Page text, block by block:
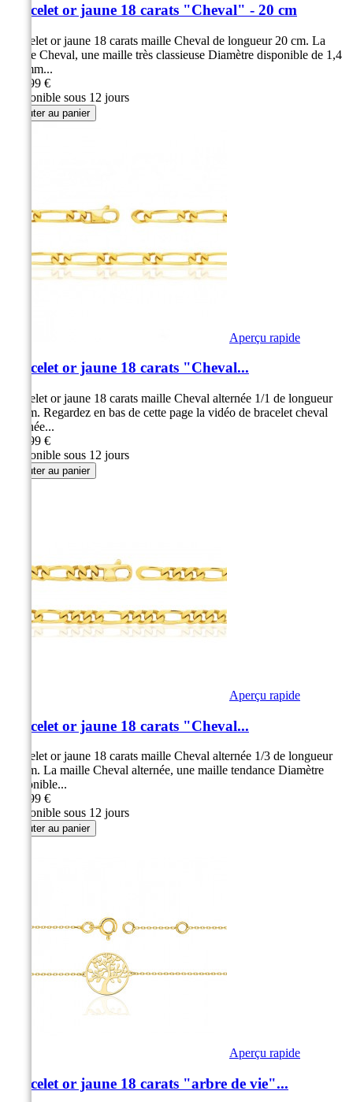
Bracelet or jaune 18 carats "Cheval" - 20 cm
Bracelet or jaune 18 carats maille Cheval de longueur 20 cm. La
maille Cheval, une maille très classieuse Diamètre disponible de 1,4
à 6 mm...
309,99 €
Disponible sous 12 jours
Ajouter au panier
Aperçu rapide
Bracelet or jaune 18 carats "Cheval...
Bracelet or jaune 18 carats maille Cheval alternée 1/1 de longueur
19 cm. Regardez en bas de cette page la vidéo de bracelet cheval
alternée...
319,99 €
Disponible sous 12 jours
Ajouter au panier
Aperçu rapide
Bracelet or jaune 18 carats "Cheval...
Bracelet or jaune 18 carats maille Cheval alternée 1/3 de longueur
18 cm. La maille Cheval alternée, une maille tendance Diamètre
disponible...
319,99 €
Disponible sous 12 jours
Ajouter au panier
Aperçu rapide
Bracelet or jaune 18 carats "arbre de vie"...